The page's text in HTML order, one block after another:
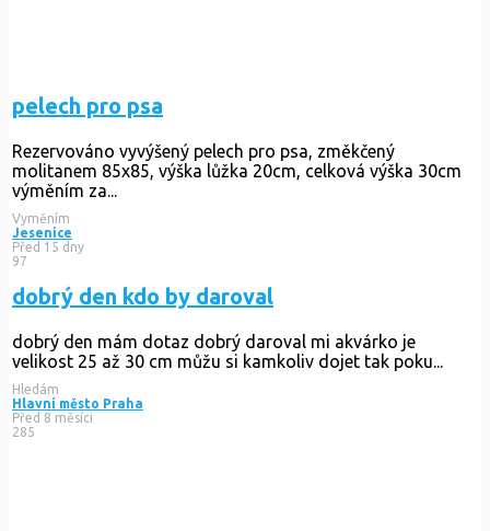
pelech pro psa
Rezervováno vyvýšený pelech pro psa, změkčený
molitanem 85x85, výška lůžka 20cm, celková výška 30cm
výměním za...
Vyměním
Jesenice
Před 15 dny
97
dobrý den kdo by daroval
dobrý den mám dotaz dobrý daroval mi akvárko je
velikost 25 až 30 cm můžu si kamkoliv dojet tak poku...
Hledám
Hlavní město Praha
Před 8 měsíci
285